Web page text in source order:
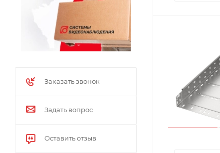
Заказать звонок
Задать вопрос
Оставить отзыв